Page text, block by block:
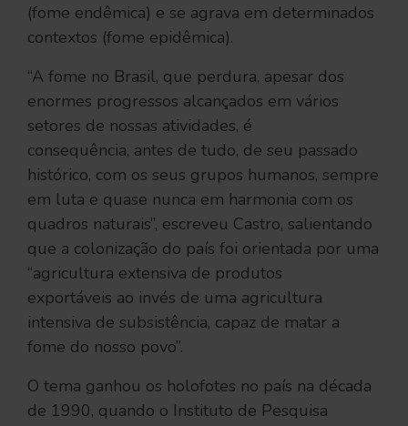
(fome endêmica) e se agrava em determinados
contextos (fome epidêmica).
“A fome no Brasil, que perdura, apesar dos
enormes progressos alcançados em vários
setores de nossas atividades, é
consequência, antes de tudo, de seu passado
histórico, com os seus grupos humanos, sempre
em luta e quase nunca em harmonia com os
quadros naturais”, escreveu Castro, salientando
que a colonização do país foi orientada por uma
“agricultura extensiva de produtos
exportáveis ao invés de uma agricultura
intensiva de subsistência, capaz de matar a
fome do nosso povo”.
O tema ganhou os holofotes no país na década
de 1990, quando o Instituto de Pesquisa